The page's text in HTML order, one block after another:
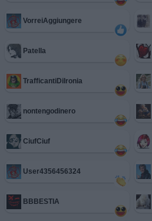
VorreiAggiungere
Patella
TrafficantiDiIronia
nontengodinero
CiufCiuf
User4356456324
BBBESTIA